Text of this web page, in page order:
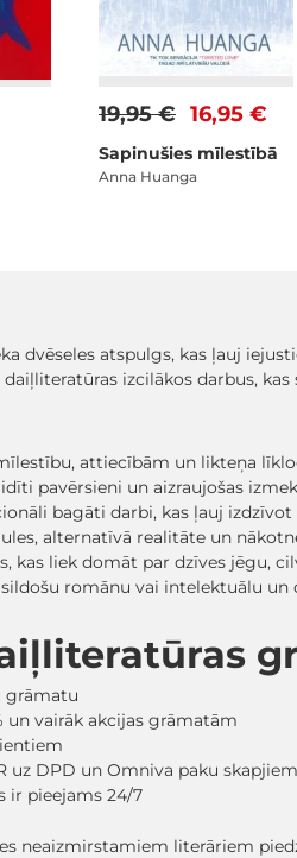
16,95 €
19,95 €
Sapinušies mīlestībā
Anna Huanga
dvēseles atspulgs, kas ļauj
izcilākos darbus,
attiecībām un likteņa
pavērsieni un aizraujošas
bagāti darbi, kas ļauj
alternatīvā realitāte un
kas liek domāt par dzīves jēgu,
romānu vai intelektuālu
grāmatu
un vairāk akcijas grāmatām
DPD un Omniva paku
ir pieejams 24/7
neaizmirstamiem literāriem